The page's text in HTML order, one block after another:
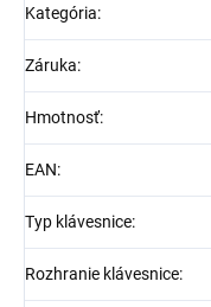
Kategória:
Záruka:
Hmotnosť:
EAN:
Typ klávesnice:
Rozhranie klávesnice: